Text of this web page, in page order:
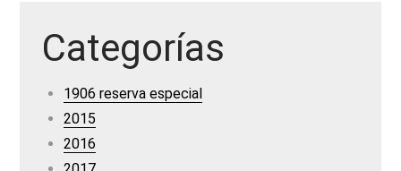
Categorías
1906 reserva especial
2015
2016